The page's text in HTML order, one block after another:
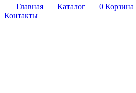
Главная
Каталог 0 Корзина
Контакты